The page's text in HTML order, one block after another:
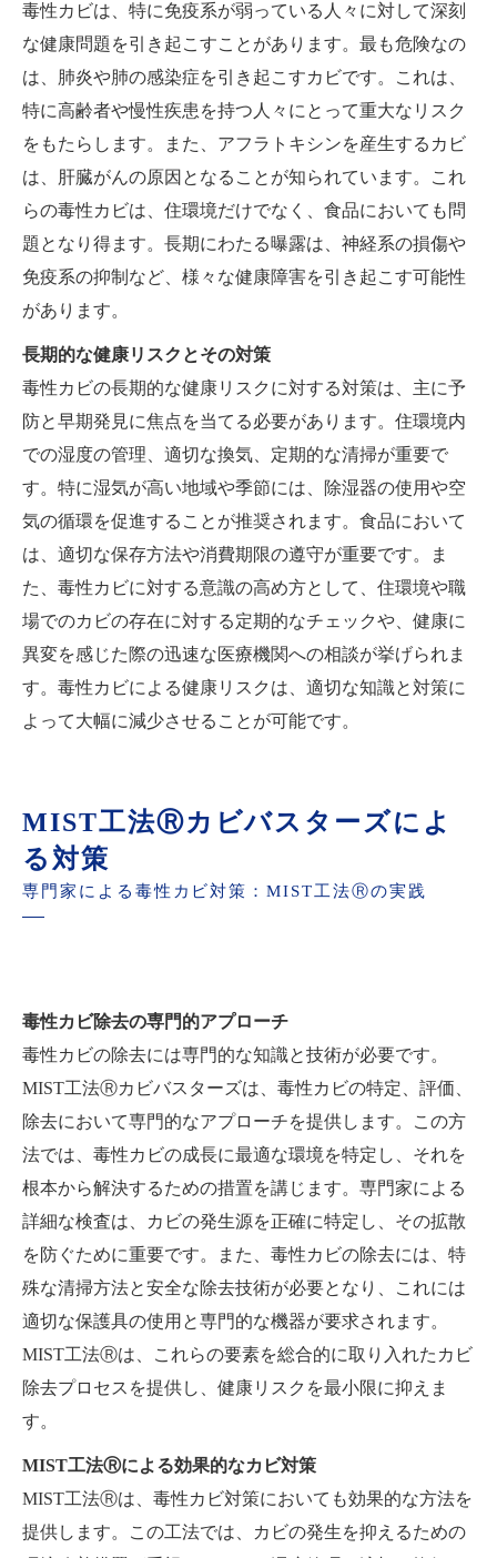
毒性カビは、特に免疫系が弱っている人々に対して深刻
な健康問題を引き起こすことがあります。最も危険なの
は、肺炎や肺の感染症を引き起こすカビです。これは、
特に高齢者や慢性疾患を持つ人々にとって重大なリスク
をもたらします。また、アフラトキシンを産生するカビ
は、肝臓がんの原因となることが知られています。これ
らの毒性カビは、住環境だけでなく、食品においても問
題となり得ます。長期にわたる曝露は、神経系の損傷や
免疫系の抑制など、様々な健康障害を引き起こす可能性
があります。
長期的な健康リスクとその対策
毒性カビの長期的な健康リスクに対する対策は、主に予
防と早期発見に焦点を当てる必要があります。住環境内
での湿度の管理、適切な換気、定期的な清掃が重要で
す。特に湿気が高い地域や季節には、除湿器の使用や空
気の循環を促進することが推奨されます。食品において
は、適切な保存方法や消費期限の遵守が重要です。ま
た、毒性カビに対する意識の高め方として、住環境や職
場でのカビの存在に対する定期的なチェックや、健康に
異変を感じた際の迅速な医療機関への相談が挙げられま
す。毒性カビによる健康リスクは、適切な知識と対策に
よって大幅に減少させることが可能です。
MIST工法Ⓡカビバスターズによ
る対策
専門家による毒性カビ対策：MIST工法Ⓡの実践
毒性カビ除去の専門的アプローチ
毒性カビの除去には専門的な知識と技術が必要です。
MIST工法Ⓡカビバスターズは、毒性カビの特定、評価、
除去において専門的なアプローチを提供します。この方
法では、毒性カビの成長に最適な環境を特定し、それを
根本から解決するための措置を講じます。専門家による
詳細な検査は、カビの発生源を正確に特定し、その拡散
を防ぐために重要です。また、毒性カビの除去には、特
殊な清掃方法と安全な除去技術が必要となり、これには
適切な保護具の使用と専門的な機器が要求されます。
MIST工法Ⓡは、これらの要素を総合的に取り入れたカビ
除去プロセスを提供し、健康リスクを最小限に抑えま
す。
MIST工法Ⓡによる効果的なカビ対策
MIST工法Ⓡは、毒性カビ対策においても効果的な方法を
提供します。この工法では、カビの発生を抑えるための